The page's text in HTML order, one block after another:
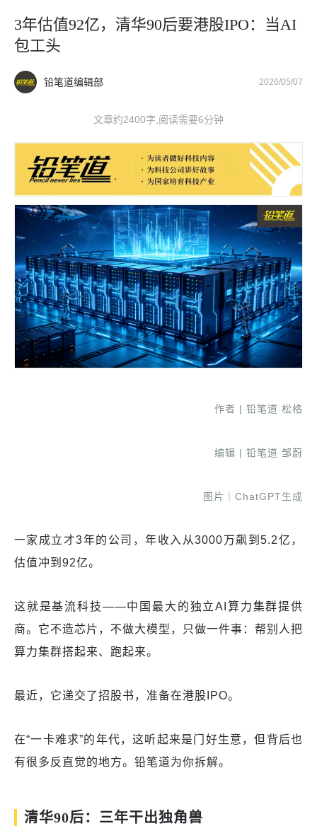
3年估值92亿，清华90后要港股IPO：当AI
包工头
铅笔道编辑部 2026/05/07
文章约2400字,阅读需要6分钟
作者 | 铅笔道 松格
编辑 | 铅笔道 邹蔚
图片｜ChatGPT生成
一家成立才3年的公司，年收入从3000万飙到5.2亿，
估值冲到92亿。
这就是基流科技——中国最大的独立AI算力集群提供
商。它不造芯片，不做大模型，只做一件事：帮别人把
算力集群搭起来、跑起来。
最近，它递交了招股书，准备在港股IPO。
在“一卡难求”的年代，这听起来是门好生意，但背后也
有很多反直觉的地方。铅笔道为你拆解。
清华90后：三年干出独角兽